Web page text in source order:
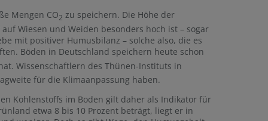
Mengen CO2 zu speichern. Die Höhe der
Wiesen und Weiden besonders hoch ist – sogar
mit positiver Humusbilanz – solche also, die es
Böden in Deutschland speichern heute schon
Wissenschaftlern des Thünen-Instituts in
für die Klimaanpassung haben.
Kohlenstoffs im Boden gilt daher als Indikator für
etwa 8 bis 10 Prozent beträgt, liegt er in